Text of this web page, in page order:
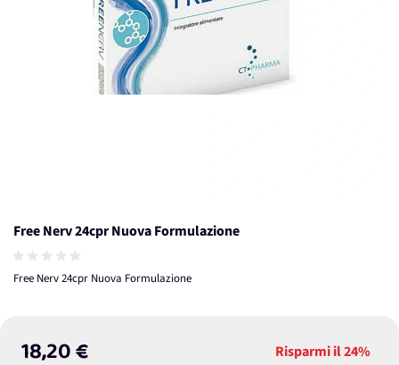
Free Nerv 24cpr Nuova Formulazione
Free Nerv 24cpr Nuova Formulazione
18,20 € Risparmi il24%